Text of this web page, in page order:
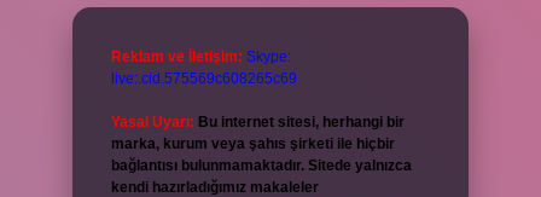
Reklam ve İletişim: Skype:
live:.cid.575569c608265c69
Yasal Uyarı: Bu internet sitesi, herhangi bir
marka, kurum veya şahıs şirketi ile hiçbir
bağlantısı bulunmamaktadır. Sitede yalnızca
kendi hazırladığımız makaleler